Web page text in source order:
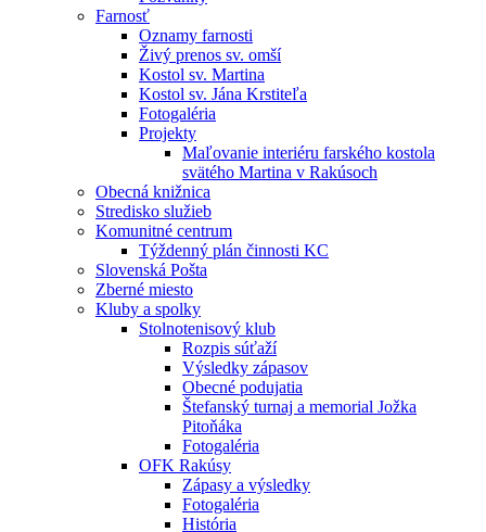
Farnosť
Oznamy farnosti
Živý prenos sv. omší
Kostol sv. Martina
Kostol sv. Jána Krstiteľa
Fotogaléria
Projekty
Maľovanie interiéru farského kostola
svätého Martina v Rakúsoch
Obecná knižnica
Stredisko služieb
Komunitné centrum
Týždenný plán činnosti KC
Slovenská Pošta
Zberné miesto
Kluby a spolky
Stolnotenisový klub
Rozpis súťaží
Výsledky zápasov
Obecné podujatia
Štefanský turnaj a memorial Jožka
Pitoňáka
Fotogaléria
OFK Rakúsy
Zápasy a výsledky
Fotogaléria
História